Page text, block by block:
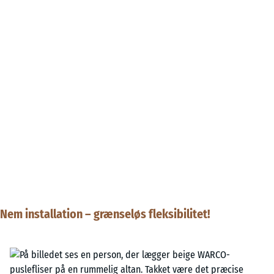
Nem installation – grænseløs fleksibilitet!